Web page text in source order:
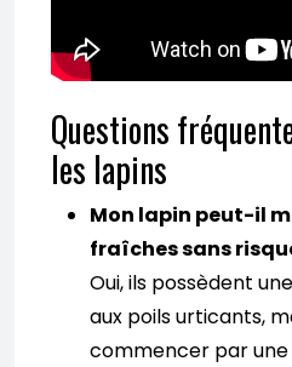
Questions
les lapins
Mon lapin peut-il
fraîches sans
Oui, ils possèdent
aux poils urticants,
commencer par